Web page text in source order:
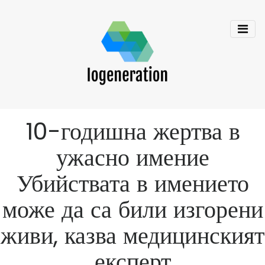
10-годишна жертва в
ужасно имение
Убийствата в имението
може да са били изгорени
живи, казва медицинският